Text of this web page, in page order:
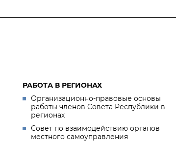
РАБОТА В РЕГИОНАХ
Организационно-правовые основы
работы членов Совета Республики в
регионах
Совет по взаимодействию органов
местного самоуправления